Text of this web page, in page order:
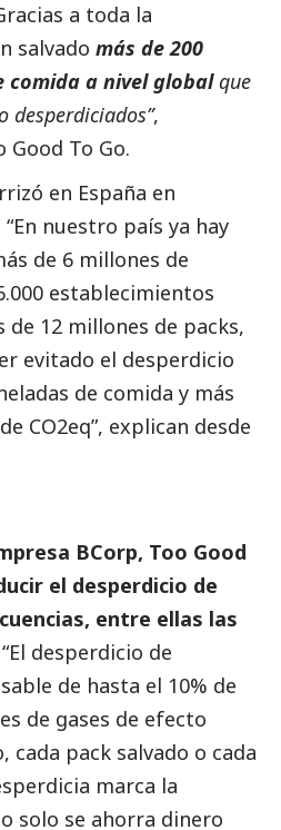
a toda la
salvado más de 200
comida a nivel globalque
desperdiciados”,
Good To Go.
en España en
nuestro país ya hay
de 6 millones de
establecimientos
de 12 millones de packs,
evitado el desperdicio
de comida y más
CO2eq”, explican desde
BCorp, Too Good
el desperdicio de
entre ellas las
“El desperdicio de
de hasta el 10% de
de gases de efecto
cada pack salvado o cada
marca la
solo se ahorra dinero